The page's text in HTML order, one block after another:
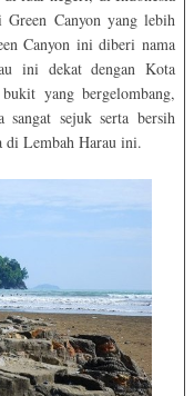
Canyon yang lebih
Canyon ini diberi nama
ini dekat dengan Kota
yang bergelombang,
sejuk serta bersih
di Lembah Harau ini.